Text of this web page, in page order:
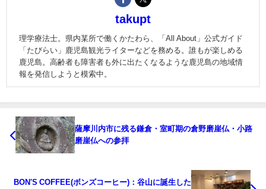
takupt
理学療法士。県内某所で働くかたわら、「All About」公式ガイド
「たびらい」鹿児島観光ライターなどを務める。誰もが楽しめる
鹿児島。高齢者も障害者も外に出たくなるような鹿児島の地域情
報を発信しようと模索中。
薩摩川内市に残る鎌倉・室町期の倉野磨崖仏・小路
磨崖仏への参拝
BON'S COFFEE(ボンズコーヒー)：谷山に誕生した